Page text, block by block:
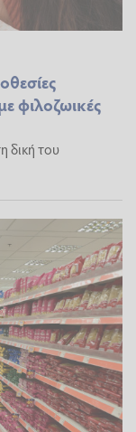
φιλοζωικές
δική του